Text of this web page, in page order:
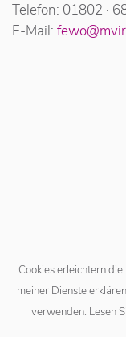
Telefon: 01802 ·
E-Mail:
Cookies erleichtern
meiner Dienste
verwenden. Lesen